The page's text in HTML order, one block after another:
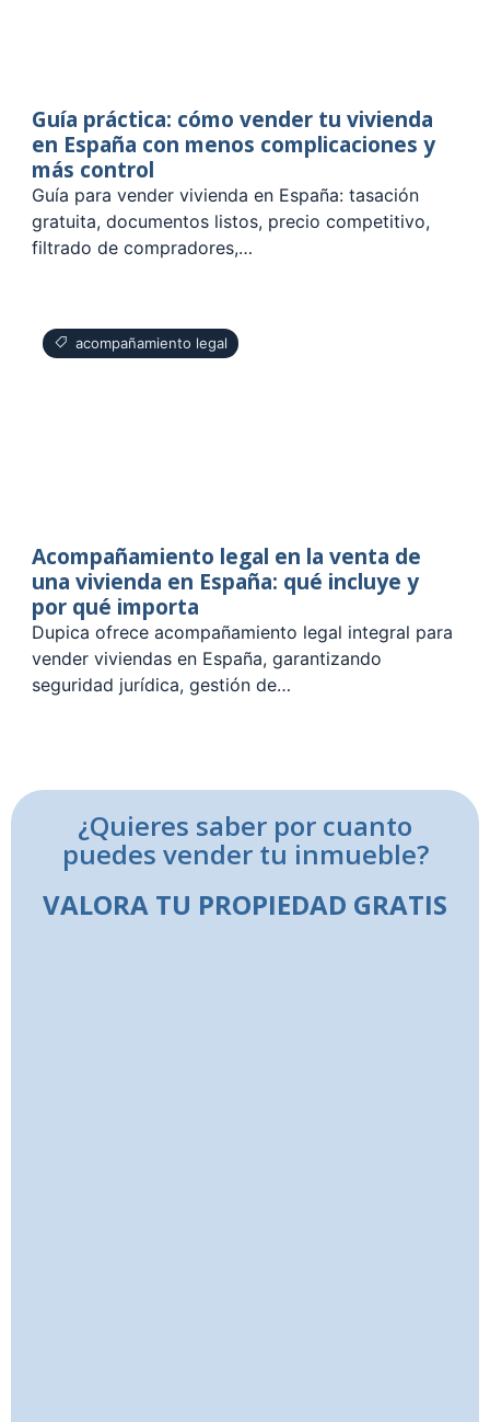
Guía práctica: cómo vender tu vivienda
en España con menos complicaciones y
más control
Guía para vender vivienda en España: tasación
gratuita, documentos listos, precio competitivo,
filtrado de compradores,…
acompañamiento legal
Acompañamiento legal en la venta de
una vivienda en España: qué incluye y
por qué importa
Dupica ofrece acompañamiento legal integral para
vender viviendas en España, garantizando
seguridad jurídica, gestión de…
¿Quieres saber por cuanto
puedes vender tu inmueble?
VALORA TU PROPIEDAD GRATIS